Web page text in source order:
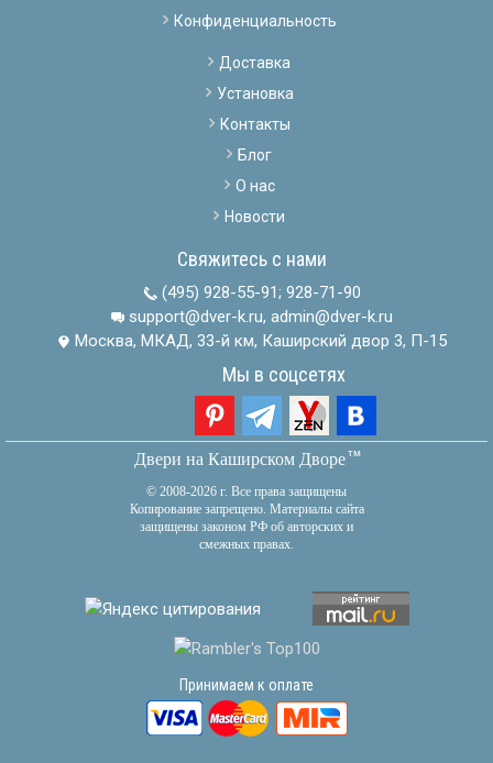
Конфиденциальность
Доставка
Установка
Контакты
Блог
О нас
Новости
Свяжитесь с нами
(495) 928-55-91; 928-71-90
support@dver-k.ru, admin@dver-k.ru
Москва, МКАД, 33-й км, Каширский двор 3, П-15
Мы в соцсетях
Двери на Каширском Дворетм
© 2008-2026 г. Все права защищены
Копирование запрещено. Материалы сайта
защищены законом РФ об авторских и
смежных правах.
Принимаем к оплате